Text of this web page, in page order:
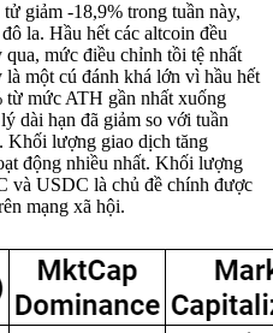
giảm -18,9% trong tuần này,
la. Hầu hết các altcoin đều
mức điều chỉnh tồi tệ nhất
một cú đánh khá lớn vì hầu hết
từ mức ATH gần nhất xuống
dài hạn đã giảm so với tuần
Khối lượng giao dịch tăng
động nhiều nhất. Khối lượng
và USDC là chủ đề chính được
mạng xã hội.